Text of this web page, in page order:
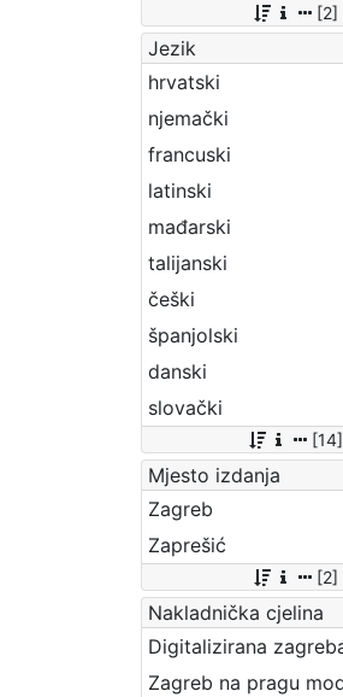
[2]
Jezik
hrvatski
njemački
francuski
latinski
mađarski
talijanski
češki
španjolski
danski
slovački
[14]
Mjesto izdanja
Zagreb
Zaprešić
[2]
Nakladnička cjelina